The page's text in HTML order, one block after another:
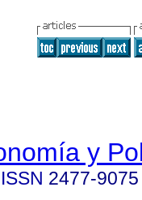
y
ISSN 2477-9075